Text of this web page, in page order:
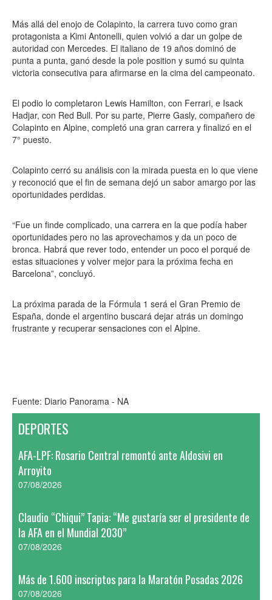
Más allá del enojo de Colapinto, la carrera tuvo como gran
protagonista a Kimi Antonelli, quien volvió a dar un golpe de
autoridad con Mercedes. El italiano de 19 años dominó de
punta a punta, ganó desde la pole position y sumó su quinta
victoria consecutiva para afirmarse en la cima del campeonato.
El podio lo completaron Lewis Hamilton, con Ferrari, e Isack
Hadjar, con Red Bull. Por su parte, Pierre Gasly, compañero de
Colapinto en Alpine, completó una gran carrera y finalizó en el
7° puesto.
Colapinto cerró su análisis con la mirada puesta en lo que viene
y reconoció que el fin de semana dejó un sabor amargo por las
oportunidades perdidas.
“Fue un finde complicado, una carrera en la que podía haber
oportunidades pero no las aprovechamos y da un poco de
bronca. Habrá que rever todo, entender un poco el porqué de
estas situaciones y volver mejor para la próxima fecha en
Barcelona”, concluyó.
La próxima parada de la Fórmula 1 será el Gran Premio de
España, donde el argentino buscará dejar atrás un domingo
frustrante y recuperar sensaciones con el Alpine.
Fuente: Diario Panorama - NA
DEPORTES
AFA-LPF: Rosario Central remontó ante Aldosivi en
Arroyito
07/08/2026
Claudio “Chiqui” Tapia: “Me gustaría ser el presidente de
la AFA en el Mundial 2030”
07/08/2026
Más de 1.600 inscriptos para la Maratón Posadas 2026
07/08/2026